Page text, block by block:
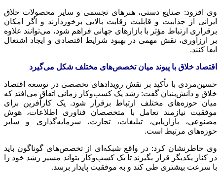
وی افزود: صنایع دستی، هنرهای تجسمی و سایر محصولات خلاق
ایرانی از جذابیت و قابلیت رقابت بالایی برخوردارند و اگر امکان
برقراری ارتباط مؤثر با بازارهای جهانی فراهم شود، می‌توانند علاوه
بر ارزآوری، نقش مهمی در بهبود شرایط اقتصادی و ایجاد اشتغال
ایفا کنند.
اقتصاد خلاق با پیوند میان تخصص‌های مختلف شکل می‌گیرد
حسین‌مردی با تأکید بر نقش رویدادهای تخصصی در توسعه اقتصاد
خلاق و دانش‌بنیان گفت: رشد یک کسب‌وکار زمانی اتفاق می‌افتد که
میان حوزه‌های مختلف ارتباط برقرار شود. یک کارآفرین برای
موفقیت نیازمند تعامل با متخصصان فناوری اطلاعات، هوش
مصنوعی، بازاریابی، تبلیغات، تجارت، سرمایه‌گذاری و سایر
حوزه‌های مرتبط است.
وی خاطرنشان کرد: در واقع شبکه‌ای از تخصص‌های گوناگون باید
در کنار یکدیگر قرار بگیرند تا یک کسب‌وکار بتواند مسیر رشد خود را
با سرعت بیشتری طی کند و به موفقیت پایدار برسد.